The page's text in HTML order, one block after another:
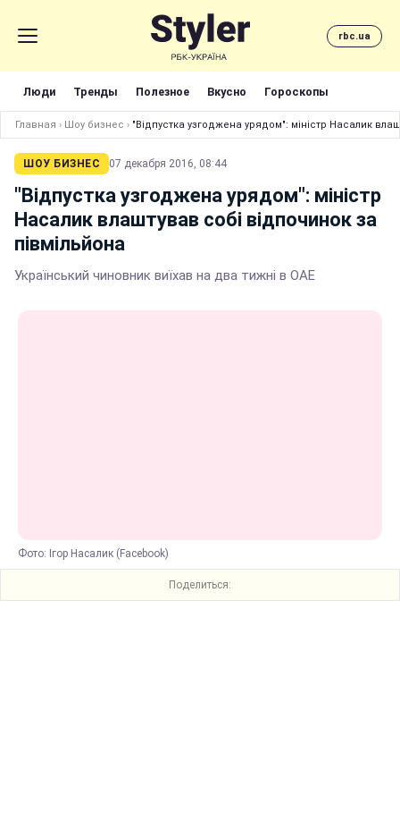
rbc.ua
Люди Тренды Полезное Вкусно Гороскопы
Главная › Шоу бизнес › "Відпустка узгоджена урядом": міністр Насалик
ШОУ БИЗНЕС 07 декабря 2016, 08:44
"Відпустка узгоджена урядом": міністр
Насалик влаштував собі відпочинок за
півмільйона
Український чиновник виїхав на два тижні в ОАЕ
Фото: Ігор Насалик (Facebook)
Поделиться: